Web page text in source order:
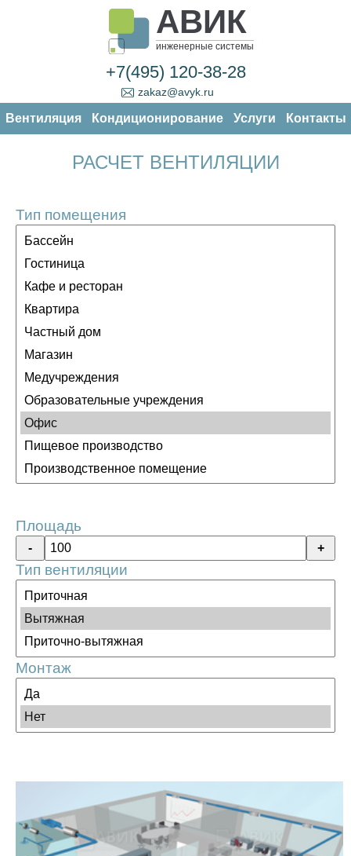
АВИК
инженерные системы
+7(495) 120-38-28
zakaz@avyk.ru
Вентиляция Кондиционирование Услуги Контакты
РАСЧЕТ ВЕНТИЛЯЦИИ
Тип помещения
Площадь
Тип вентиляции
Монтаж